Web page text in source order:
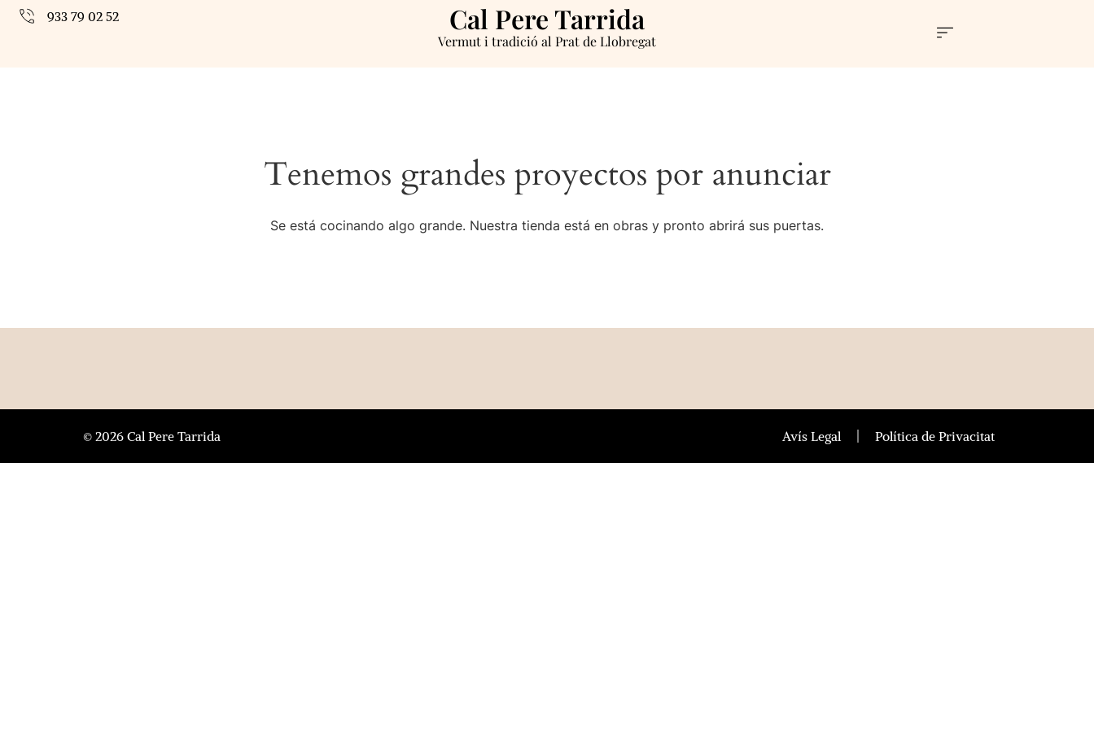
933 79 02 52 Cal Pere Tarrida
Vermut i tradició al Prat de Llobregat
Tenemos grandes proyectos por anunciar
Se está cocinando algo grande. Nuestra tienda está en obras y pronto abrirá sus puertas.
© 2026 Cal Pere Tarrida Avís Legal Política de Privacitat